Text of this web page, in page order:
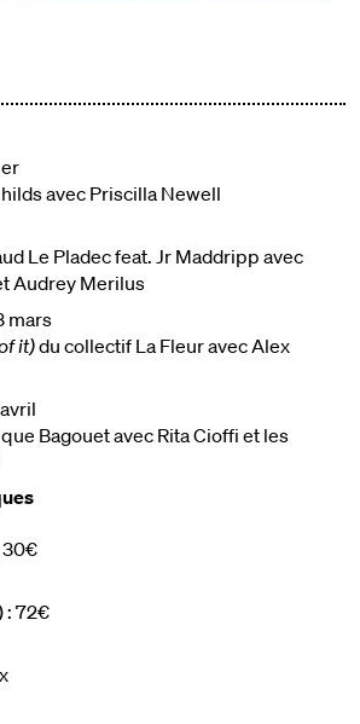
avec Priscilla Newell
Le Pladec feat. Jr Maddripp avec
Audrey Merilus
mars
it)du collectif La Fleur avec Alex
Bagouet avec Rita Cioffi et les
30€
: 72€